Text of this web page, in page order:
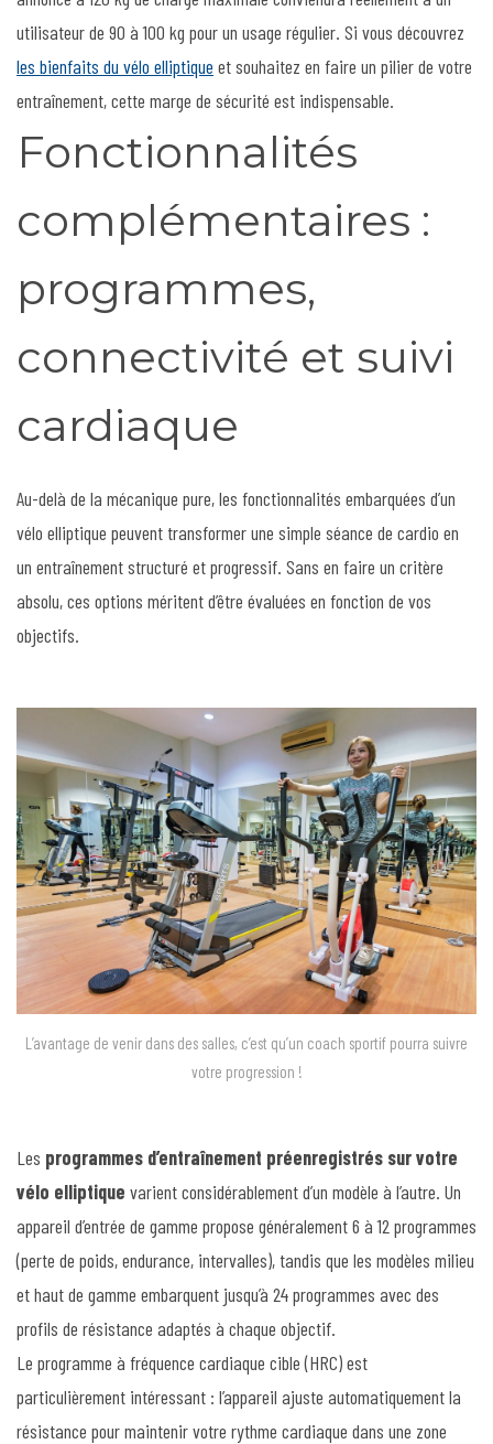
utilisateur de 90 à 100 kg pour un usage régulier. Si vous découvrez
les bienfaits du vélo elliptique et souhaitez en faire un pilier de votre
entraînement, cette marge de sécurité est indispensable.
Fonctionnalités
complémentaires :
programmes,
connectivité et suivi
cardiaque
Au-delà de la mécanique pure, les fonctionnalités embarquées d’un
vélo elliptique peuvent transformer une simple séance de cardio en
un entraînement structuré et progressif. Sans en faire un critère
absolu, ces options méritent d’être évaluées en fonction de vos
objectifs.
L’avantage de venir dans des salles, c’est qu’un coach sportif pourra suivre
votre progression !
Les programmes d’entraînement préenregistrés sur votre
vélo elliptique varient considérablement d’un modèle à l’autre. Un
appareil d’entrée de gamme propose généralement 6 à 12 programmes
(perte de poids, endurance, intervalles), tandis que les modèles milieu
et haut de gamme embarquent jusqu’à 24 programmes avec des
profils de résistance adaptés à chaque objectif.
Le programme à fréquence cardiaque cible (HRC) est
particulièrement intéressant : l’appareil ajuste automatiquement la
résistance pour maintenir votre rythme cardiaque dans une zone